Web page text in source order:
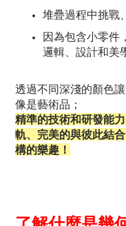
堆疊過程中挑戰
因為包含小零件
邏輯、設計和美
透過不同深淺的顏色
像是藝術品；
精準的技術和研發能
軌、完美的與彼此結
構的樂趣！